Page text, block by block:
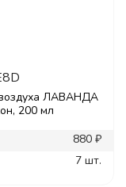
ЛАВАНДА
200 мл
880 ₽
7 шт.